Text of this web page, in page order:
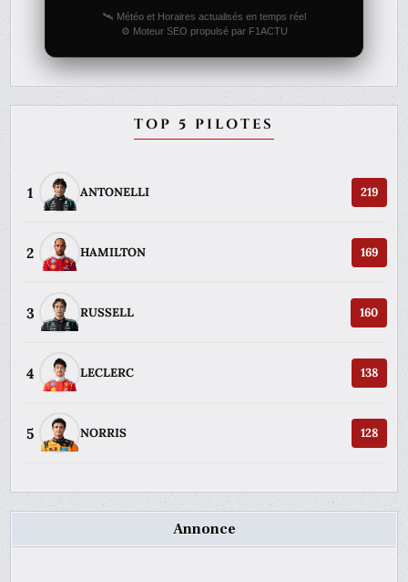
🛰️ Météo et Horaires actualisés en temps réel
⚙️ Moteur SEO propulsé par F1ACTU
TOP 5 PILOTES
1 ANTONELLI 219
2 HAMILTON 169
3 RUSSELL 160
4 LECLERC 138
5 NORRIS 128
Annonce